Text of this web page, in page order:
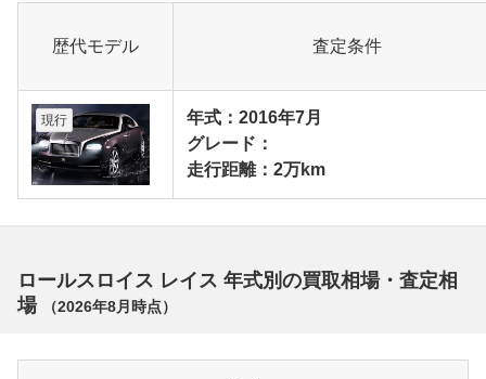
歴代モデル 査定条件
現行
年式：2016年7月
グレード：
走行距離：2万km
ロールスロイス レイス 年式別の買取相場・査定相
場
（2026年8月 時点）